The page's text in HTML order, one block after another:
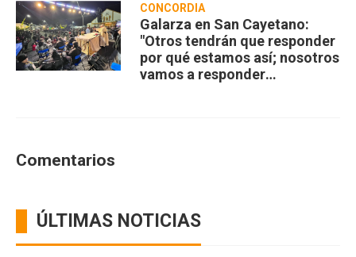
CONCORDIA
Galarza en San Cayetano:
"Otros tendrán que responder
por qué estamos así; nosotros
vamos a responder
Comentarios
ÚLTIMAS NOTICIAS